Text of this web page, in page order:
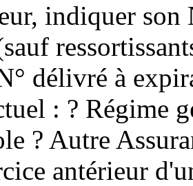
indiquer son
délivré à
: ? Régime
? Autre
antérieur